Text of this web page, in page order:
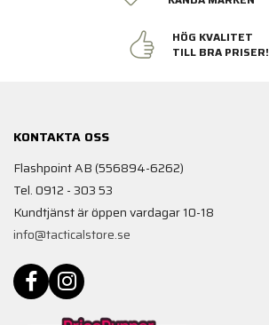
HÖG KVALITET
TILL BRA PRISER!
KONTAKTA OSS
Flashpoint AB (556894-6262)
Tel. 0912 - 303 53
Kundtjänst är öppen vardagar 10-18
info@tacticalstore.se